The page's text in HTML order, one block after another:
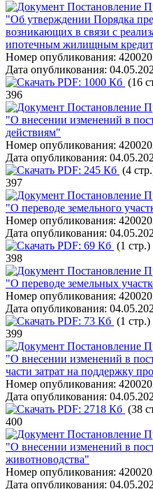
Постановление
"Об утверждении Порядка
возникающих в связи с
ипотечным жилищным
Номер опубликования:
Дата опубликования:
PDF: 1000 Кб (16
396
Постановление
"О внесении изменений в
действиям"
Номер опубликования:
Дата опубликования:
PDF: 245 Кб (4
397
Постановление
"О переводе земельного
Номер опубликования:
Дата опубликования:
PDF: 69 Кб (1 стр.)
398
Постановление
"О переводе земельных
Номер опубликования:
Дата опубликования:
PDF: 73 Кб (1 стр.)
399
Постановление
"О внесении изменений в
части затрат на поддержку
Номер опубликования:
Дата опубликования:
PDF: 2718 Кб (38
400
Постановление
"О внесении изменений в
животноводства"
Номер опубликования:
Дата опубликования: